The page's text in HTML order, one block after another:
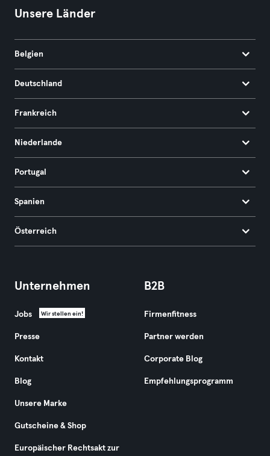
Unsere Länder
Belgien
Deutschland
Frankreich
Niederlande
Portugal
Spanien
Österreich
Unternehmen
Jobs Wir stellen ein!
Presse
Kontakt
Blog
Unsere Marke
Gutscheine & Shop
Europäischer Rechtsakt zur
B2B
Firmenfitness
Partner werden
Corporate Blog
Empfehlungsprogramm